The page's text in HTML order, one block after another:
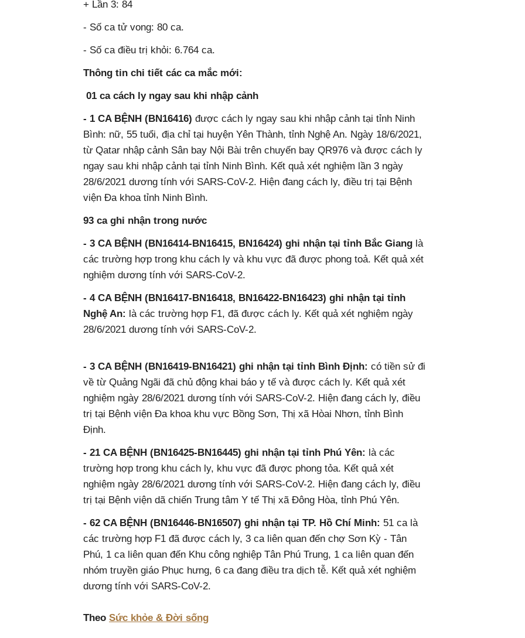
+ Lần 3: 84
- Số ca tử vong: 80 ca.
- Số ca điều trị khỏi: 6.764 ca.
Thông tin chi tiết các ca mắc mới:
01 ca cách ly ngay sau khi nhập cảnh
- 1 CA BỆNH (BN16416) được cách ly ngay sau khi nhập cảnh tại tỉnh Ninh
Bình: nữ, 55 tuổi, địa chỉ tại huyện Yên Thành, tỉnh Nghệ An. Ngày 18/6/2021,
từ Qatar nhập cảnh Sân bay Nội Bài trên chuyến bay QR976 và được cách ly
ngay sau khi nhập cảnh tại tỉnh Ninh Bình. Kết quả xét nghiệm lần 3 ngày
28/6/2021 dương tính với SARS-CoV-2. Hiện đang cách ly, điều trị tại Bệnh
viện Đa khoa tỉnh Ninh Bình.
93 ca ghi nhận trong nước
- 3 CA BỆNH (BN16414-BN16415, BN16424) ghi nhận tại tỉnh Bắc Giang là
các trường hợp trong khu cách ly và khu vực đã được phong toả. Kết quả xét
nghiệm dương tính với SARS-CoV-2.
- 4 CA BỆNH (BN16417-BN16418, BN16422-BN16423) ghi nhận tại tỉnh
Nghệ An: là các trường hợp F1, đã được cách ly. Kết quả xét nghiệm ngày
28/6/2021 dương tính với SARS-CoV-2.
- 3 CA BỆNH (BN16419-BN16421) ghi nhận tại tỉnh Bình Định: có tiền sử đi
về từ Quảng Ngãi đã chủ động khai báo y tế và được cách ly. Kết quả xét
nghiệm ngày 28/6/2021 dương tính với SARS-CoV-2. Hiện đang cách ly, điều
trị tại Bệnh viện Đa khoa khu vực Bồng Sơn, Thị xã Hòai Nhơn, tỉnh Bình
Định.
- 21 CA BỆNH (BN16425-BN16445) ghi nhận tại tỉnh Phú Yên: là các
trường hợp trong khu cách ly, khu vực đã được phong tỏa. Kết quả xét
nghiệm ngày 28/6/2021 dương tính với SARS-CoV-2. Hiện đang cách ly, điều
trị tại Bệnh viện dã chiến Trung tâm Y tế Thị xã Đông Hòa, tỉnh Phú Yên.
- 62 CA BỆNH (BN16446-BN16507) ghi nhận tại TP. Hồ Chí Minh: 51 ca là
các trường hợp F1 đã được cách ly, 3 ca liên quan đến chợ Sơn Kỳ - Tân
Phú, 1 ca liên quan đến Khu công nghiệp Tân Phú Trung, 1 ca liên quan đến
nhóm truyền giáo Phục hưng, 6 ca đang điều tra dịch tễ. Kết quả xét nghiệm
dương tính với SARS-CoV-2.
Theo Sức khỏe & Đời sống